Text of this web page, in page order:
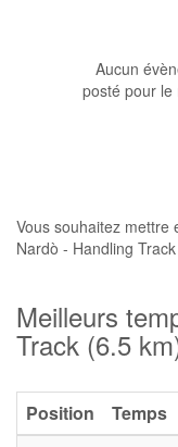
Aucun
posté pour le
Vous souhaitez mettre
Nardò - Handling
Meilleurs
Track (6.5
Position Temps